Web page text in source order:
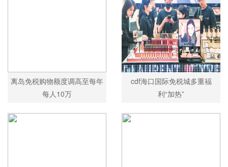
离岛免税购物额度调高至每年
每人10万
cdf海口国际免税城多重福
利“加热”